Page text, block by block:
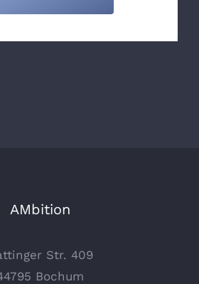
AMbition
Str. 409
Bochum